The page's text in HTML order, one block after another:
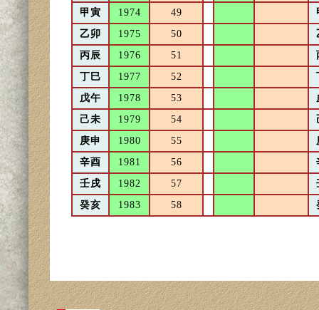
甲寅
1974 49
乙卯
1975 50
丙辰
1976 51
丁巳
1977 52
戊午
1978 53
己未
1979 54
庚申
1980 55
辛酉
1981 56
壬戌
1982 57
癸亥
1983 58